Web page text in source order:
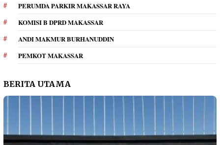
PERUMDA PARKIR MAKASSAR RAYA
KOMISI B DPRD MAKASSAR
ANDI MAKMUR BURHANUDDIN
PEMKOT MAKASSAR
BERITA UTAMA